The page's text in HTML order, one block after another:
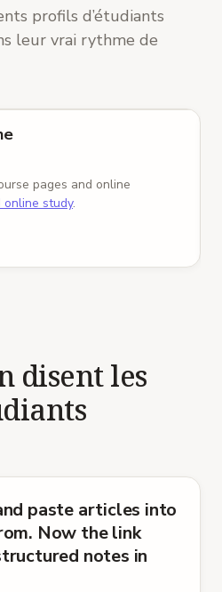
profils d’étudiants
leur vrai rythme de
pages and online
study.
disent les
paste articles into
Now the link
notes in